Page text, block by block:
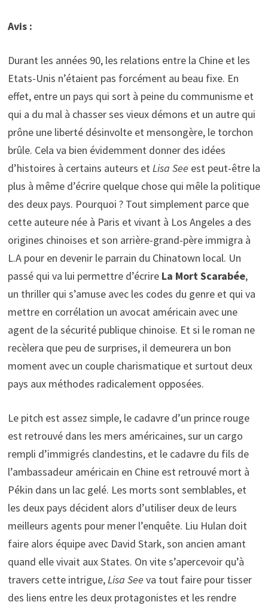
Avis :
Durant les années 90, les relations entre la Chine et les
Etats-Unis n’étaient pas forcément au beau fixe. En
effet, entre un pays qui sort à peine du communisme et
qui a du mal à chasser ses vieux démons et un autre qui
prône une liberté désinvolte et mensongère, le torchon
brûle. Cela va bien évidemment donner des idées
d’histoires à certains auteurs etLisa See est peut-être la
plus à même d’écrire quelque chose qui mêle la politique
des deux pays. Pourquoi ? Tout simplement parce que
cette auteure née à Paris et vivant à Los Angeles a des
origines chinoises et son arrière-grand-père immigra à
L.A pour en devenir le parrain du Chinatown local. Un
passé qui va lui permettre d’écrire La Mort Scarabée,
un thriller qui s’amuse avec les codes du genre et qui va
mettre en corrélation un avocat américain avec une
agent de la sécurité publique chinoise. Et si le roman ne
recèlera que peu de surprises, il demeurera un bon
moment avec un couple charismatique et surtout deux
pays aux méthodes radicalement opposées.
Le pitch est assez simple, le cadavre d’un prince rouge
est retrouvé dans les mers américaines, sur un cargo
rempli d’immigrés clandestins, et le cadavre du fils de
l’ambassadeur américain en Chine est retrouvé mort à
Pékin dans un lac gelé. Les morts sont semblables, et
les deux pays décident alors d’utiliser deux de leurs
meilleurs agents pour mener l’enquête. Liu Hulan doit
faire alors équipe avec David Stark, son ancien amant
quand elle vivait aux States. On vite s’apercevoir qu’à
travers cette intrigue,Lisa See va tout faire pour tisser
des liens entre les deux protagonistes et les rendre